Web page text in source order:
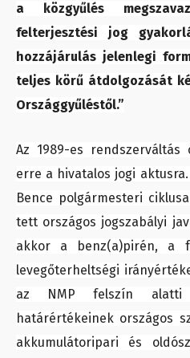
a közgyűlés
felterjesztési jog
hozzájárulás jelenlegi
teljes körű átdolgozását
Országgyűléstől.”
Az 1989-es
erre a hivatalos jogi
Bence polgármesteri
tett országos jogszabályi
akkor a benz(a)pirén, a
levegőterheltségi
az NMP felszín alatti
határértékeinek országos
akkumulátoripari és